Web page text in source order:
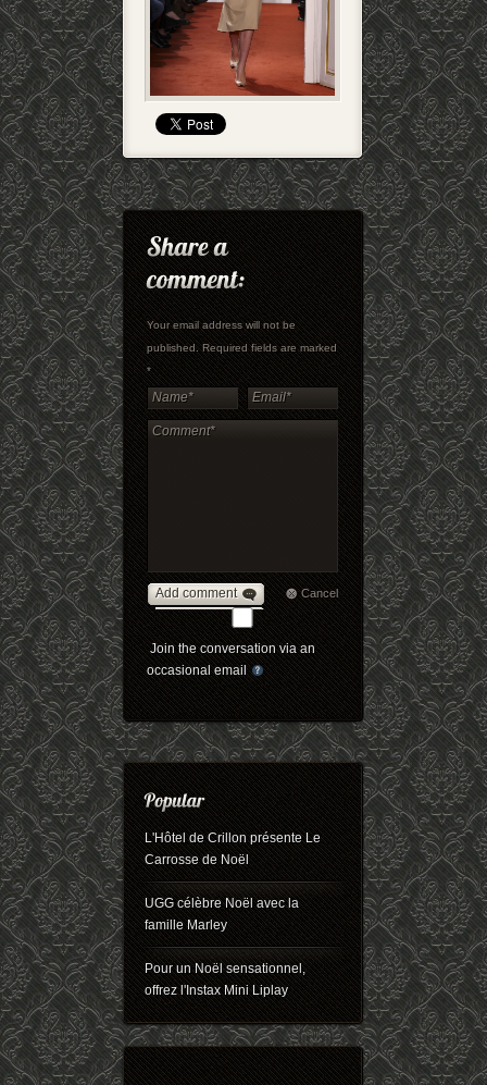
Your email address will not be
published. Required fields are marked
*
Add comment Cancel
Join the conversation via an
occasional email
L'Hôtel de Crillon présente Le
Carrosse de Noël
UGG célèbre Noël avec la
famille Marley
Pour un Noël sensationnel,
offrez l'Instax Mini Liplay